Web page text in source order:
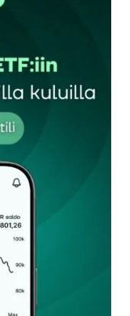
Pakolliset